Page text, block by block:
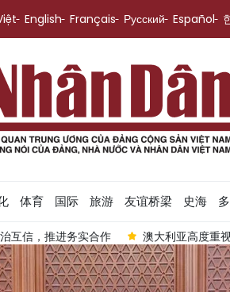
English Français Русский Español
体育 国际 旅游 友谊桥梁 史海
互信，推进务实合作 澳大利亚高度重